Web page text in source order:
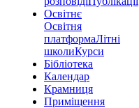
Освітнє
Освітня
платформаЛітні
школиКурси
Бібліотека
Календар
Крамниця
Приміщення